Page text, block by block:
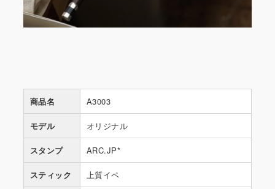
商品名 A3003
モデル オリジナル
スタンプ ARC.JP*
スティック 上質イペ